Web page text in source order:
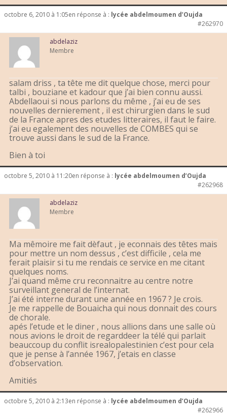
octobre 6, 2010 à 1:05en réponse à : lycée abdelmoumen d’Oujda
#262970
abdelaziz
Membre
salam driss , ta tête me dit quelque chose, merci pour
talbi , bouziane et kadour que j’ai bien connu aussi.
Abdellaoui si nous parlons du même , j’ai eu de ses
nouvelles dernierement , il est chirurgien dans le sud
de la France apres des etudes litteraires, il faut le faire.
j’ai eu egalement des nouvelles de COMBES qui se
trouve aussi dans le sud de la France.
Bien à toi
octobre 5, 2010 à 11:20en réponse à : lycée abdelmoumen d’Oujda
#262968
abdelaziz
Membre
Ma mêmoire me fait dèfaut , je econnais des têtes mais
pour mettre un nom dessus , c’est difficile , cela me
ferait plaisir si tu me rendais ce service en me citant
quelques noms.
J’ai quand même cru reconnaitre au centre notre
surveillant general de l’internat.
J’ai été interne durant une année en 1967 ? Je crois.
Je me rappelle de Bouaicha qui nous donnait des cours
de chorale.
apés l’etude et le diner , nous allions dans une salle où
nous avions le droit de regarddeer la télé qui parlait
beauccoup du conflit isrealopalestinien c’est pour cela
que je pense à l’année 1967, j’etais en classe
d’observation.
Amitiés
octobre 5, 2010 à 2:13en réponse à : lycée abdelmoumen d’Oujda
#262966